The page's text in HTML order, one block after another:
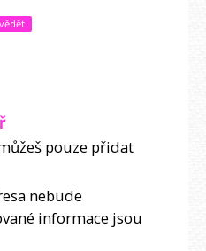
pouze přidat
nebude
informace jsou